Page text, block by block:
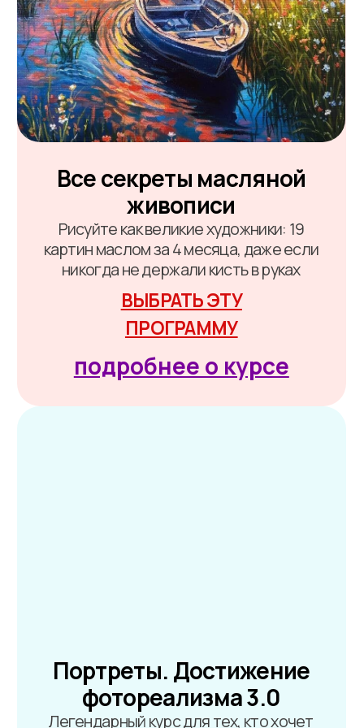
​​Цифровое
рисование PRO
Освойте современное направление
цифровой живописи и создавайте свои
шедевры на планшете в любой технике
ВЫБРАТЬ ЭТУ ПРОГРАММУ
подробнее о курсе